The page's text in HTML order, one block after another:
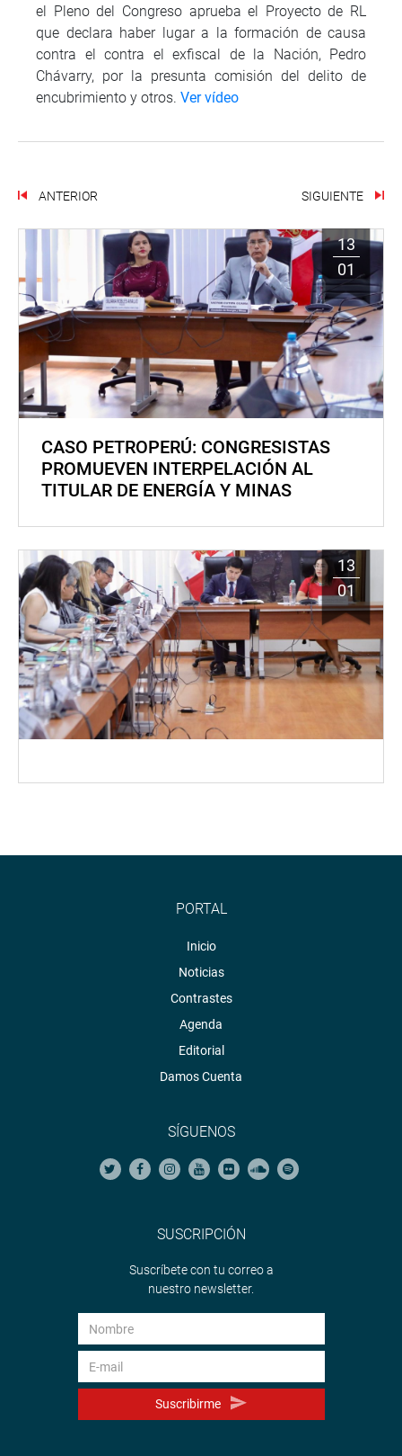
el Pleno del Congreso aprueba el Proyecto de RL
que declara haber lugar a la formación de causa
contra el contra el exfiscal de la Nación, Pedro
Chávarry, por la presunta comisión del delito de
encubrimiento y otros. Ver vídeo
ANTERIOR SIGUIENTE
13
01
CASO PETROPERÚ: CONGRESISTAS
PROMUEVEN INTERPELACIÓN AL
TITULAR DE ENERGÍA Y MINAS
13
01
PORTAL
Inicio
Noticias
Contrastes
Agenda
Editorial
Damos Cuenta
SÍGUENOS
SUSCRIPCIÓN
Suscríbete con tu correo a
nuestro newsletter.
Suscribirme